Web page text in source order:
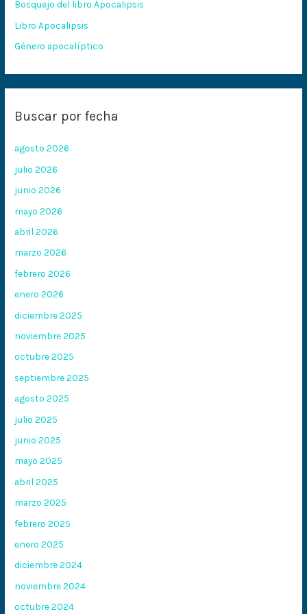
r
:
Bosquejo del libro Apocalipsis
Libro Apocalipsis
Género apocalíptico
Buscar por fecha
agosto 2026
julio 2026
junio 2026
mayo 2026
abril 2026
marzo 2026
febrero 2026
enero 2026
diciembre 2025
noviembre 2025
octubre 2025
septiembre 2025
agosto 2025
julio 2025
junio 2025
mayo 2025
abril 2025
marzo 2025
febrero 2025
enero 2025
diciembre 2024
noviembre 2024
octubre 2024